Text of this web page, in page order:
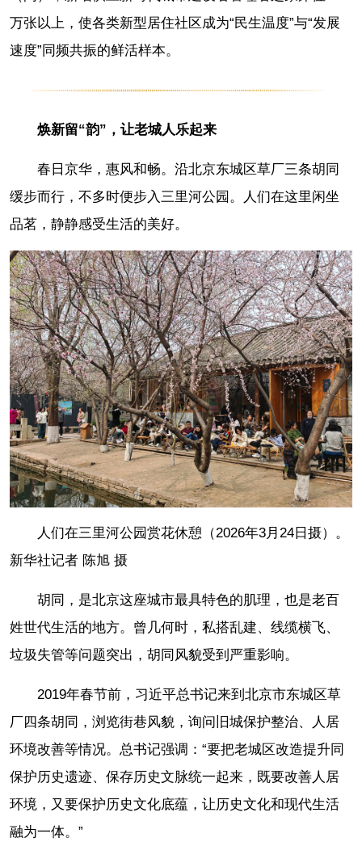
万张以上，使各类新型居住社区成为“民生温度”与“发展
速度”同频共振的鲜活样本。
焕新留“韵”，让老城人乐起来
春日京华，惠风和畅。沿北京东城区草厂三条胡同
缓步而行，不多时便步入三里河公园。人们在这里闲坐
品茗，静静感受生活的美好。
人们在三里河公园赏花休憩（2026年3月24日摄）。
新华社记者 陈旭 摄
胡同，是北京这座城市最具特色的肌理，也是老百
姓世代生活的地方。曾几何时，私搭乱建、线缆横飞、
垃圾失管等问题突出，胡同风貌受到严重影响。
2019年春节前，习近平总书记来到北京市东城区草
厂四条胡同，浏览街巷风貌，询问旧城保护整治、人居
环境改善等情况。总书记强调：“要把老城区改造提升同
保护历史遗迹、保存历史文脉统一起来，既要改善人居
环境，又要保护历史文化底蕴，让历史文化和现代生活
融为一体。”